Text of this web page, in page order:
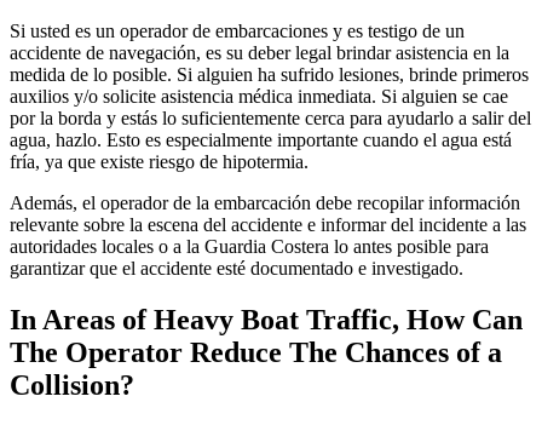
Si usted es un operador de embarcaciones y es testigo de un
accidente de navegación, es su deber legal brindar asistencia en la
medida de lo posible. Si alguien ha sufrido lesiones, brinde primeros
auxilios y/o solicite asistencia médica inmediata. Si alguien se cae
por la borda y estás lo suficientemente cerca para ayudarlo a salir del
agua, hazlo. Esto es especialmente importante cuando el agua está
fría, ya que existe riesgo de hipotermia.
Además, el operador de la embarcación debe recopilar información
relevante sobre la escena del accidente e informar del incidente a las
autoridades locales o a la Guardia Costera lo antes posible para
garantizar que el accidente esté documentado e investigado.
In Areas of Heavy Boat Traffic, How Can
The Operator Reduce The Chances of a
Collision?